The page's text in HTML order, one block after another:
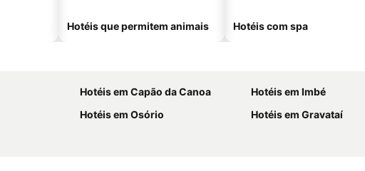
Hotéis que permitem animais Hotéis com spa
Hotéis em Capão da Canoa
Hotéis em Imbé
Hotéis em Osório
Hotéis em Gravataí